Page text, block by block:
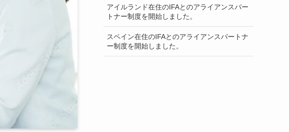
アイルランド在住のIFAとのアライアンスパー
トナー制度を開始しました。
スペイン在住のIFAとのアライアンスパートナ
ー制度を開始しました。